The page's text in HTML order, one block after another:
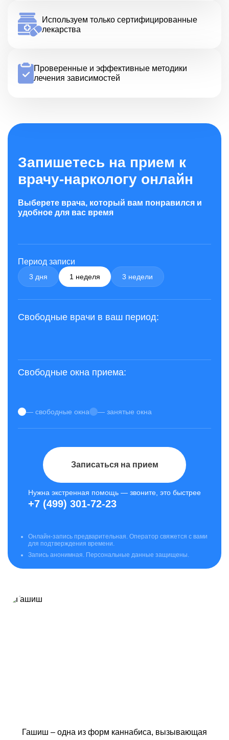
Используем только сертифицированные
лекарства
Проверенные и эффективные методики
лечения зависимостей
Запишетесь на прием к
врачу-наркологу онлайн
Выберете врача, который вам понравился и
удобное для вас время
Период записи
3 дня 1 неделя 3 недели
Свободные врачи в ваш период:
Свободные окна приема:
— свободные окна — занятые окна
Записаться на прием
Нужна экстренная помощь — звоните, это быстрее
+7 (499) 301-72-23
Онлайн-запись предварительная. Оператор свяжется с вами
для подтверждения времени.
Запись анонимная. Персональные данные защищены.
Гашиш – одна из форм каннабиса, вызывающая